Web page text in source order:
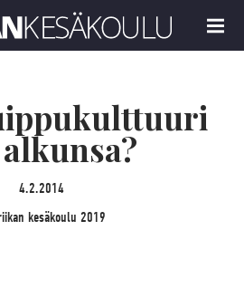
MENU
4.2.2014
kesäkoulu 2019